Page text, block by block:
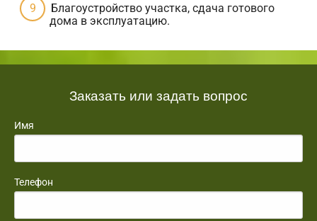
Благоустройство участка, сдача готового
дома в эксплуатацию.
Заказать или задать вопрос
Имя
Телефон